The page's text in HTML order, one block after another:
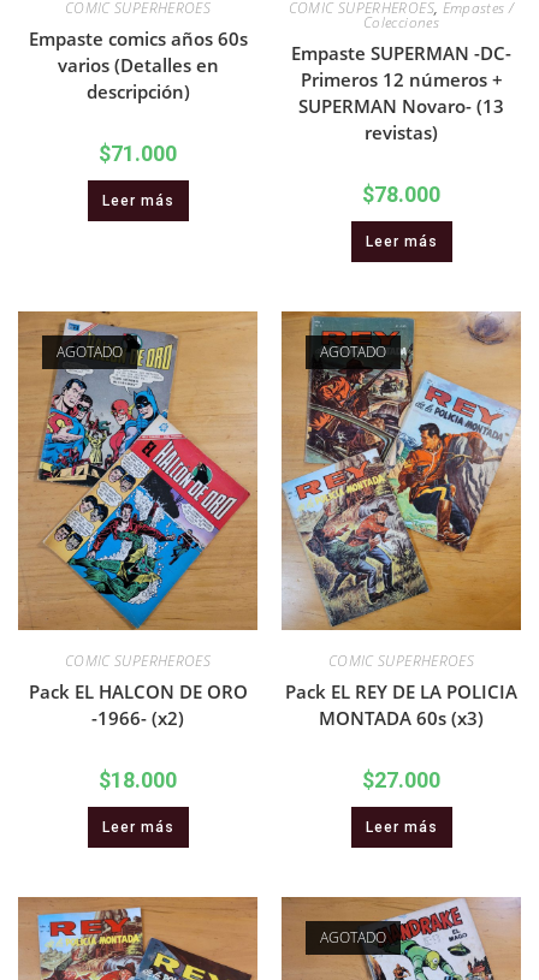
COMIC SUPERHEROES
Empaste comics años 60s
varios (Detalles en
descripción)
$71.000
Leer más
COMIC SUPERHEROES, Empastes /
Colecciones
Empaste SUPERMAN -DC-
Primeros 12 números +
SUPERMAN Novaro- (13
revistas)
$78.000
Leer más
AGOTADO
COMIC SUPERHEROES
Pack EL HALCON DE ORO
-1966- (x2)
$18.000
Leer más
AGOTADO
COMIC SUPERHEROES
Pack EL REY DE LA POLICIA
MONTADA 60s (x3)
$27.000
Leer más
AGOTADO